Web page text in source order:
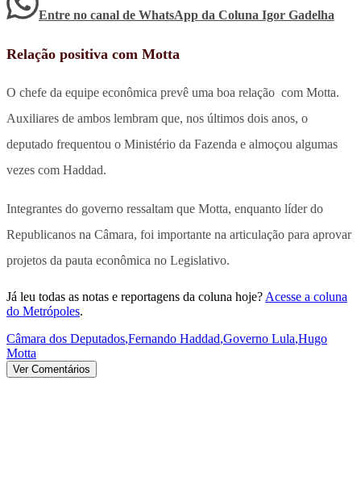
Entre no canal de WhatsApp da Coluna Igor Gadelha
Relação positiva com Motta
O chefe da equipe econômica prevê uma boa relação com Motta.
Auxiliares de ambos lembram que, nos últimos dois anos, o
deputado frequentou o Ministério da Fazenda e almoçou algumas
vezes com Haddad.
Integrantes do governo ressaltam que Motta, enquanto líder do
Republicanos na Câmara, foi importante na articulação para aprovar
projetos da pauta econômica no Legislativo.
Já leu todas as notas e reportagens da coluna hoje? Acesse a coluna
do Metrópoles.
Câmara dos Deputados,Fernando Haddad,Governo Lula,Hugo
Motta
Ver Comentários